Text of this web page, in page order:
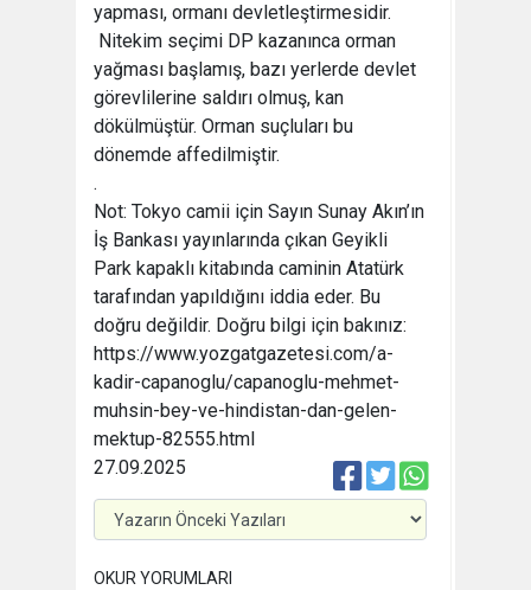
yapması, ormanı devletleştirmesidir.
Nitekim seçimi DP kazanınca orman
yağması başlamış, bazı yerlerde devlet
görevlilerine saldırı olmuş, kan
dökülmüştür. Orman suçluları bu
dönemde affedilmiştir.
.
Not: Tokyo camii için Sayın Sunay Akın’ın
İş Bankası yayınlarında çıkan Geyikli
Park kapaklı kitabında caminin Atatürk
tarafından yapıldığını iddia eder. Bu
doğru değildir. Doğru bilgi için bakınız:
https://www.yozgatgazetesi.com/a-
kadir-capanoglu/capanoglu-mehmet-
muhsin-bey-ve-hindistan-dan-gelen-
mektup-82555.html
27.09.2025
OKUR YORUMLARI